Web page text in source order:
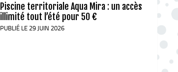
Piscine territoriale Aqua Mira : un accès
illimité tout l’été pour 50 €
PUBLIÉ LE 29 JUIN 2026